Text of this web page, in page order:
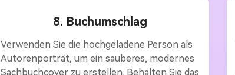
8. Buchumschlag
Verwenden Sie die hochgeladene Person als
Autorenporträt, um ein sauberes, modernes
Sachbuchcover zu erstellen. Behalten Sie das